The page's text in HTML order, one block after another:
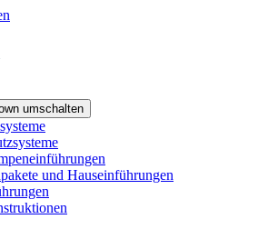
umschalten
und Hauseinführungen